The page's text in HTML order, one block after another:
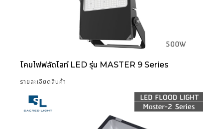
โคมไฟฟลัดไลท์ LED รุ่น MASTER 9 Series
รายละเอียดสินค้า